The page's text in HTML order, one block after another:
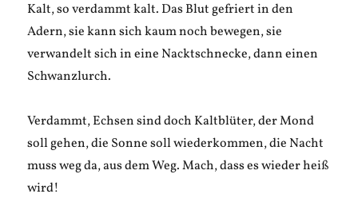
Kalt, so verdammt kalt. Das Blut gefriert in den
Adern, sie kann sich kaum noch bewegen, sie
verwandelt sich in eine Nacktschnecke, dann einen
Schwanzlurch.
Verdammt, Echsen sind doch Kaltblüter, der Mond
soll gehen, die Sonne soll wiederkommen, die Nacht
muss weg da, aus dem Weg. Mach, dass es wieder heiß
wird!